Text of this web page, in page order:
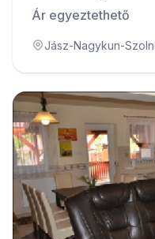
Ár egyeztethető
Jász-Nagykun-